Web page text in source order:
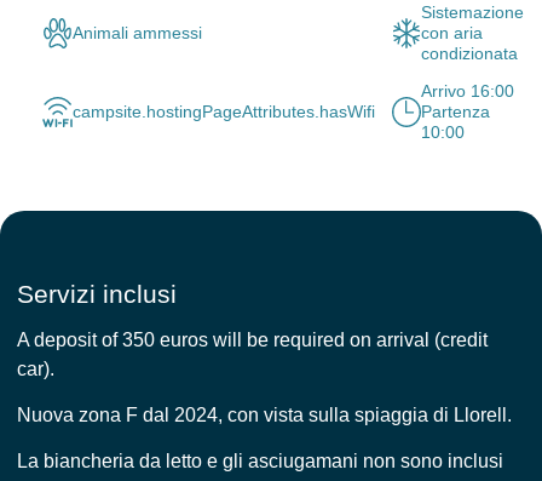
Animali ammessi
Sistemazione
con aria
condizionata
campsite.hostingPageAttributes.hasWifi
Arrivo 16:00
Partenza
10:00
Servizi inclusi
A deposit of 350 euros will be required on arrival (credit
car).
Nuova zona F dal 2024, con vista sulla spiaggia di Llorell.
La biancheria da letto e gli asciugamani non sono inclusi